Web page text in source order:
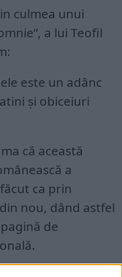
culmea unui
a lui Teofil
este un adânc
și obiceiuri
că această
a
ca prin
nou, dând astfel
de